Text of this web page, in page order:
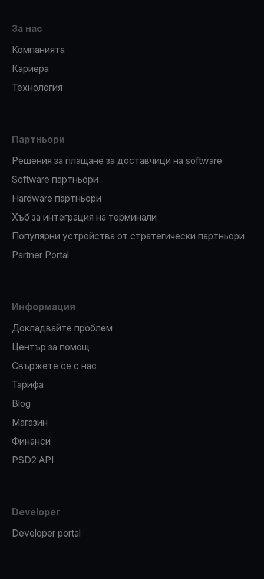
За нас
Компанията
Кариера
Технология
Партньори
Решения за плащане за доставчици на software
Software партньори
Hardware партньори
Хъб за интеграция на терминали
Популярни устройства от стратегически партньори
Partner Portal
Информация
Докладвайте проблем
Център за помощ
Свържете се с нас
Тарифа
Blog
Магазин
Финанси
PSD2 API
Developer
Developer portal